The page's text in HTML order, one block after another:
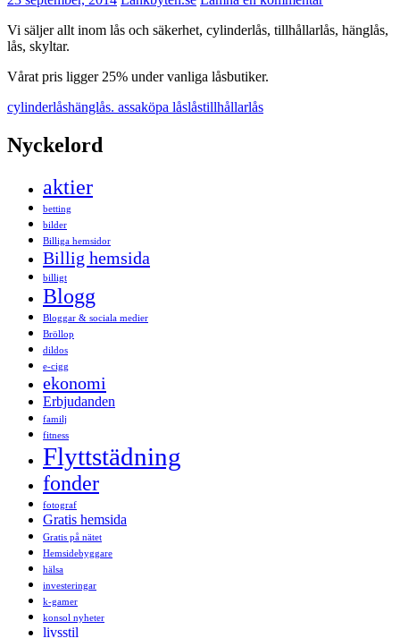
Vi säljer allt inom lås och säkerhet, cylinderlås, tillhållarlås, hänglås,
lås, skyltar.
Vårat pris ligger 25% under vanliga låsbutiker.
cylinderlåshänglås. assaköpa låslåstillhållarlås
Nyckelord
aktier
betting
bilder
Billiga hemsidor
Billig hemsida
billigt
Blogg
Bloggar & sociala medier
Bröllop
dildos
e-cigg
ekonomi
Erbjudanden
familj
fitness
Flyttstädning
fonder
fotograf
Gratis hemsida
Gratis på nätet
Hemsidebyggare
hälsa
investeringar
k-gamer
konsol nyheter
livsstil